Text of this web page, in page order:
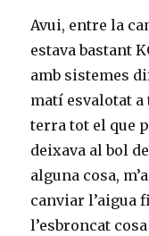
Avui, entre la
estava bastant
amb sistemes
matí esvalotat a
terra tot el que
deixava al bol
alguna cosa,
canviar l’aigua
l’esbroncat